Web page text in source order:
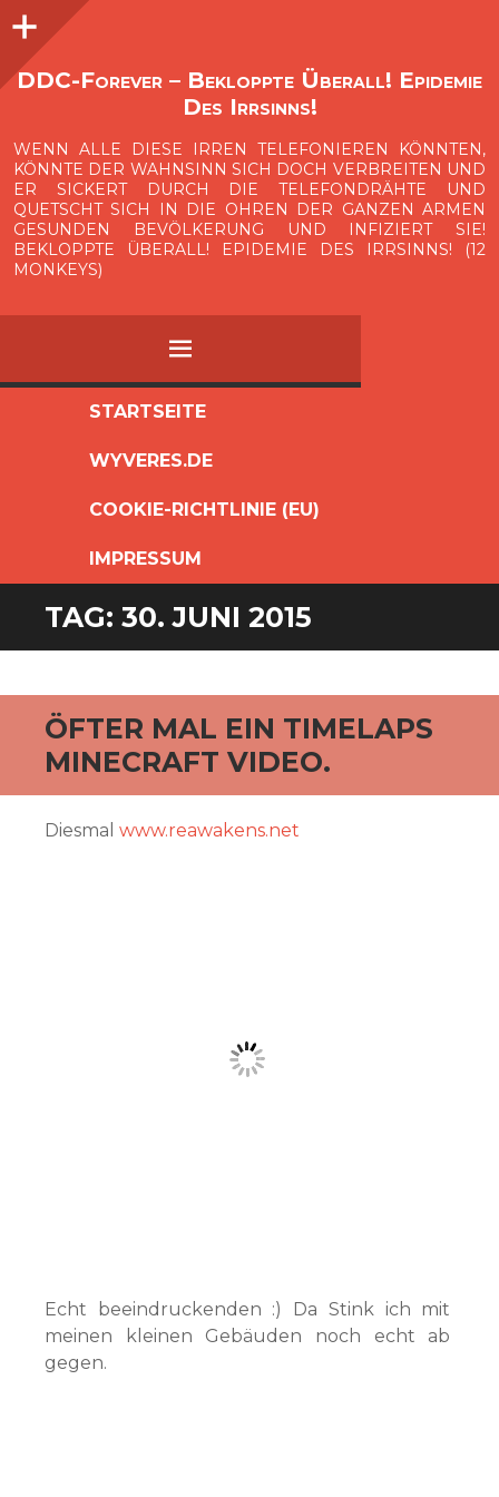
O
p
e
n
i
d
e
b
a
DDC-Forever – Bekloppte Überall! Epidemie
Des Irrsinns!
WENN ALLE DIESE IRREN TELEFONIEREN KÖNNTEN,
KÖNNTE DER WAHNSINN SICH DOCH VERBREITEN UND
ER SICKERT DURCH DIE TELEFONDRÄHTE UND
QUETSCHT SICH IN DIE OHREN DER GANZEN ARMEN
GESUNDEN BEVÖLKERUNG UND INFIZIERT SIE!
BEKLOPPTE ÜBERALL! EPIDEMIE DES IRRSINNS! (12
MONKEYS)
MENÜ
SPRINGEN
STARTSEITE
WYVERES.DE
COOKIE-RICHTLINIE (EU)
IMPRESSUM
Seitenleiste
TAG: 30. JUNI 2015
ÖFTER MAL EIN TIMELAPS
MINECRAFT VIDEO.
Diesmal www.reawakens.net
Echt beeindruckenden :) Da Stink ich mit
meinen kleinen Gebäuden noch echt ab
gegen.